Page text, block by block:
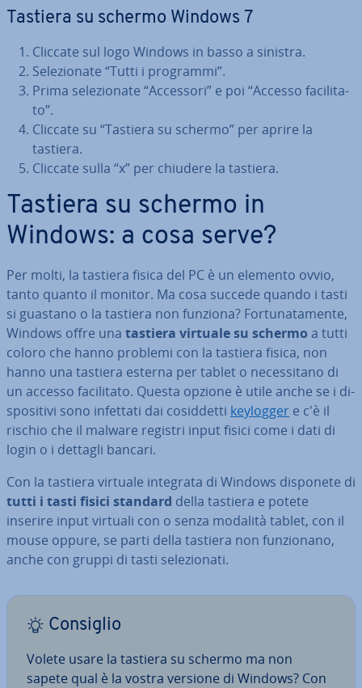
Tastiera su schermo Windows 7
Cliccate sul logo Windows in basso a sinistra.
Se­le­zio­na­te “Tutti i programmi”.
Prima se­le­zio­na­te “Accessori” e poi “Accesso fa­ci­li­ta­
to”.
Cliccate su “Tastiera su schermo” per aprire la
tastiera.
Cliccate sulla “x” per chiudere la tastiera.
Tastiera su schermo in
Windows: a cosa serve?
Per molti, la tastiera fisica del PC è un elemento ovvio,
tanto quanto il monitor. Ma cosa succede quando i tasti
si guastano o la tastiera non funziona? For­tu­na­ta­men­te,
Windows offre una tastiera virtuale su schermo a tutti
coloro che hanno problemi con la tastiera fisica, non
hanno una tastiera esterna per tablet o ne­ces­si­ta­no di
un accesso fa­ci­li­ta­to. Questa opzione è utile anche se i di­
spo­si­ti­vi sono infettati dai co­sid­det­ti keylogger e c'è il
rischio che il malware registri input fisici come i dati di
login o i dettagli bancari.
Con la tastiera virtuale integrata di Windows disponete di
tutti i tasti fisici standard della tastiera e potete
inserire input virtuali con o senza modalità tablet, con il
mouse oppure, se parti della tastiera non fun­zio­na­no,
anche con gruppi di tasti se­le­zio­na­ti.
Consiglio
Volete usare la tastiera su schermo ma non
sapete qual è la vostra versione di Windows? Con